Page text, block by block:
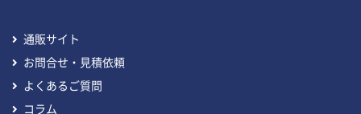
通販サイト
お問合せ・見積依頼
よくあるご質問
コラム